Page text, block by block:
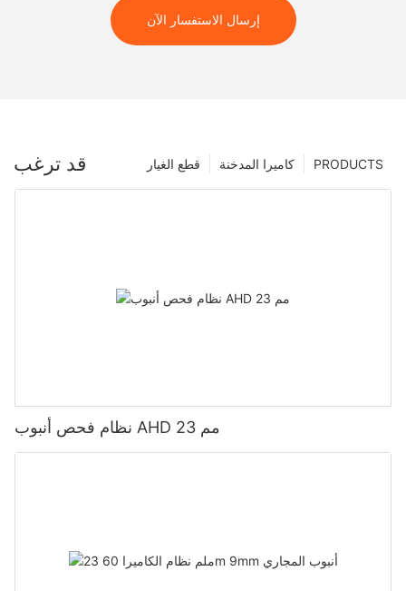
إرسال الاستفسار الآن
قد ترغب PRODUCTS كاميرا المدخنة قطع الغيار
نظام فحص أنبوب AHD 23 مم